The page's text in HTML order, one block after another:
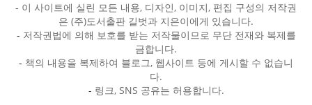
- 이 사이트에 실린 모든 내용, 디자인, 이미지, 편집 구성의 저작권
은 (주)도서출판 길벗과 지은이에게 있습니다.
- 저작권법에 의해 보호를 받는 저작물이므로 무단 전재와 복제를
금합니다.
- 책의 내용을 복제하여 블로그, 웹사이트 등에 게시할 수 없습니
다.
- 링크, SNS 공유는 허용합니다.